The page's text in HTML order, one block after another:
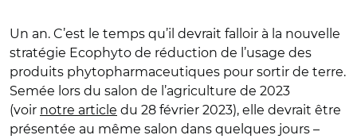
Un an. C’est le temps qu’il devrait falloir à la nouvelle
stratégie Ecophyto de réduction de l’usage des
produits phytopharmaceutiques pour sortir de terre.
Semée lors du salon de l’agriculture de 2023
(voir notre article du 28 février 2023), elle devrait être
présentée au même salon dans quelques jours –